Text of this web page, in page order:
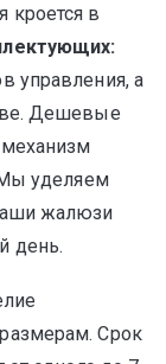
кроется в
управления, а
Дешевые
механизм
Мы уделяем
жалюзи
день.
Срок